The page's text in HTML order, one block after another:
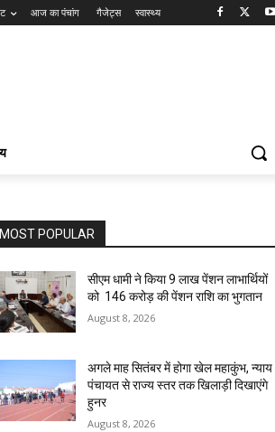
आज का पंचांग गैजेट्स स्वास्थ्य
MOST POPULAR
सीएम धामी ने किया 9 लाख पेंशन लाभार्थियों
को ₹ 146 करोड़ की पेंशन राशि का भुगतान
August 8, 2026
अगले माह सितंबर में होगा खेल महाकुंभ, न्याय
पंचायत से राज्य स्तर तक खिलाड़ी दिखाएंगे
हुनर
August 8, 2026